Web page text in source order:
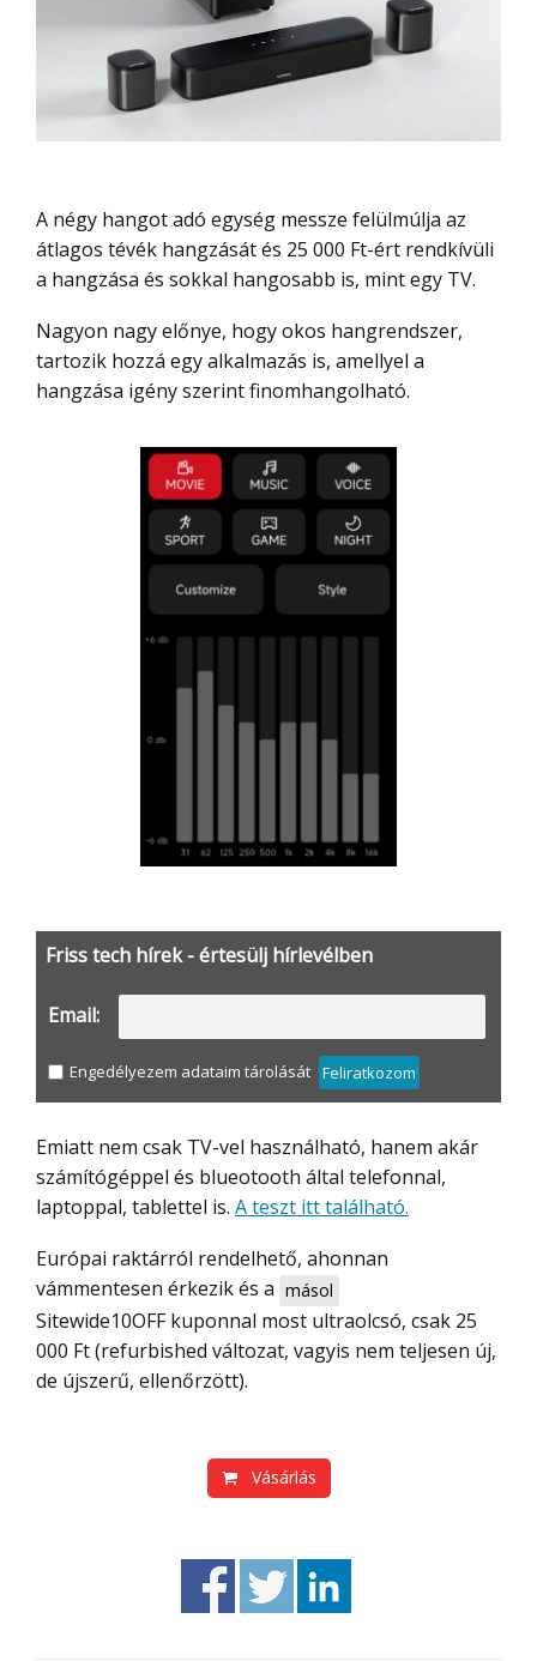
A négy hangot adó egység messze felülmúlja az
átlagos tévék hangzását és 25 000 Ft-ért rendkívüli
a hangzása és sokkal hangosabb is, mint egy TV.
Nagyon nagy előnye, hogy okos hangrendszer,
tartozik hozzá egy alkalmazás is, amellyel a
hangzása igény szerint finomhangolható.
Friss tech hírek - értesülj hírlevélben
Email:
Engedélyezem adataim tárolását Feliratkozom
Emiatt nem csak TV-vel használható, hanem akár
számítógéppel és blueotooth által telefonnal,
laptoppal, tablettel is. A teszt itt található.
Európai raktárról rendelhető, ahonnan
vámmentesen érkezik és a másol
Sitewide10OFFkuponnal most ultraolcsó, csak 25
000 Ft (refurbished változat, vagyis nem teljesen új,
de újszerű, ellenőrzött).
Vásárlás